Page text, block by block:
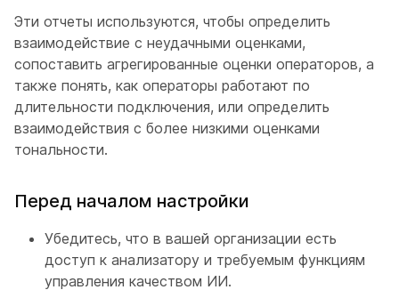
Эти отчеты используются, чтобы определить
взаимодействие с неудачными оценками,
сопоставить агрегированные оценки операторов, а
также понять, как операторы работают по
длительности подключения, или определить
взаимодействия с более низкими оценками
тональности.
Перед началом настройки
Убедитесь, что в вашей организации есть
доступ к анализатору и требуемым функциям
управления качеством ИИ.